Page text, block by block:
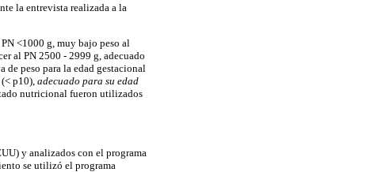
la entrevista realizada a la
<1000 g, muy bajo peso al
al PN 2500 - 2999 g, adecuado
peso para la edad gestacional
(< p10), adecuado para su edad
nutricional fueron utilizados
y analizados con el programa
se utilizó el programa